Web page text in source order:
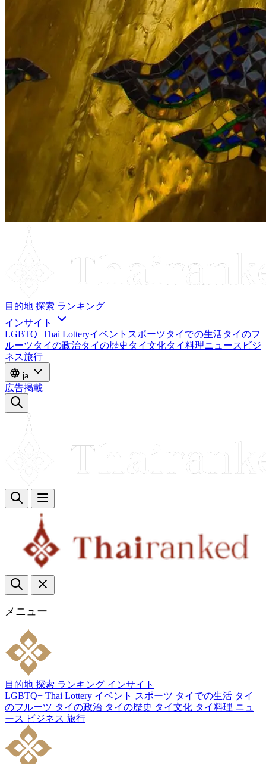
目的地 探索 ランキング
インサイト
LGBTQ+Thai Lotteryイベント スポーツタイでの生活タイのフ
ルーツタイの政治タイの歴史 タイ文化タイ料理ニュース ビジ
ネス旅行
ja
広告掲載
メニュー
目的地 探索 ランキング インサイト
LGBTQ+ Thai Lottery イベント スポーツ タイでの生活 タイ
のフルーツ タイの政治 タイの歴史 タイ文化 タイ料理 ニュ
ース ビジネス 旅行